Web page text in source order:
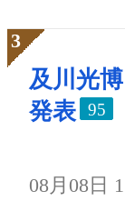
及川光
発表
95
08月08日